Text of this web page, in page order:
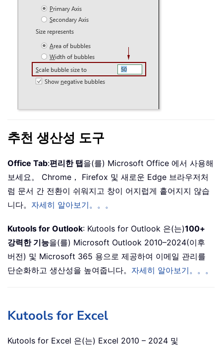
추천 생산성 도구
Office Tab:편리한 탭을(를) Microsoft Office 에서 사용해
보세요。 Chrome， Firefox 및 새로운 Edge 브라우저처
럼 문서 간 전환이 쉬워지고 창이 어지럽게 흩어지지 않습
니다。 자세히 알아보기。。。
Kutools for Outlook: Kutools for Outlook 은(는)100+
강력한 기능을(를) Microsoft Outlook 2010–2024(이후
버전) 및 Microsoft 365 용으로 제공하여 이메일 관리를
단순화하고 생산성을 높여줍니다。 자세히 알아보기。。。
Kutools for Excel
Kutools for Excel 은(는) Excel 2010 – 2024 및